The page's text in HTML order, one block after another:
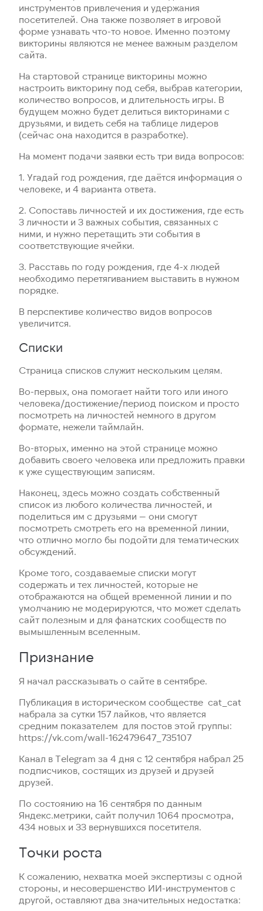
инструментов привлечения и удержания
посетителей. Она также позволяет в игровой
форме узнавать что-то новое. Именно поэтому
викторины являются не менее важным разделом
сайта.
На стартовой странице викторины можно
настроить викторину под себя, выбрав категории,
количество вопросов, и длительность игры. В
будущем можно будет делиться викторинами с
друзьями, и видеть себя на таблице лидеров
(сейчас она находится в разработке).
На момент подачи заявки есть три вида вопросов:
1. Угадай год рождения, где даётся информация о
человеке, и 4 варианта ответа.
2. Сопоставь личностей и их достижения, где есть
3 личности и 3 важных события, связанных с
ними, и нужно перетащить эти события в
соответствующие ячейки.
3. Расставь по году рождения, где 4-х людей
необходимо перетягиванием выставить в нужном
порядке.
В перспективе количество видов вопросов
увеличится.
Списки
Страница списков служит нескольким целям.
Во-первых, она помогает найти того или иного
человека/достижение/период поиском и просто
посмотреть на личностей немного в другом
формате, нежели таймлайн.
Во-вторых, именно на этой странице можно
добавить своего человека или предложить правки
к уже существующим записям.
Наконец, здесь можно создать собственный
список из любого количества личностей, и
поделиться им с друзьями — они смогут
посмотреть смотреть его на временной линии,
что отлично могло бы подойти для тематических
обсуждений.
Кроме того, создаваемые списки могут
содержать и тех личностей, которые не
отображаются на общей временной линии и по
умолчанию не модерируются, что может сделать
сайт полезным и для фанатских сообществ по
вымышленным вселенным.
Признание
Я начал рассказывать о сайте в сентябре.
Публикация в историческом сообществе cat_cat
набрала за сутки 157 лайков, что является
средним показателем для постов этой группы:
https://vk.com/wall-162479647_735107
Канал в Telegram за 4 дня с 12 сентября набрал 25
подписчиков, состящих из друзей и друзей
друзей.
По состоянию на 16 сентября по данным
Яндекс.метрики, сайт получил 1064 просмотра,
434 новых и 33 вернувшихся посетителя.
Точки роста
К сожалению, нехватка моей экспертизы с одной
стороны, и несовершенство ИИ-инструментов с
другой, оставляют два значительных недостатка: